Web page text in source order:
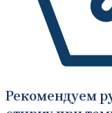
Рекомендуем